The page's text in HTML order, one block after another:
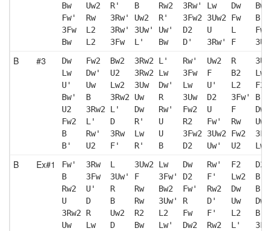
Bw   Uw2  R'   B    Rw2  3Rw' Lw   Dw
Fw'  Rw   3Rw' Uw2  R'   3Fw2 3Uw2 Fw
3Fw  L2   3Rw' 3Uw' Uw'  D2   U    L
Bw   L2   3Fw  L'   Bw   D'   3Rw' F
B #3
Dw   Fw2  Bw2  3Rw2 L'   Rw'  Uw2  R
Lw   Dw'  U2   3Rw2 Lw   3Fw  F    B2
U'   Uw   Lw2  3Uw  Dw'  Lw   U'   L2
Bw'  B    3Rw2 Uw   R    3Uw  D2   3Fw' B'
U2   3Rw2 L'   Dw   Rw'  Fw2  U    F
Fw2  L'   D    R'   U    R2   Fw'  Rw
B    Rw'  3Rw  Lw   U    3Fw2 3Uw2 Fw2
B'   U2   F'   R'   B    D2   Uw'  U2
B Ex#1
Fw'  3Rw  L    3Uw2 Lw   Dw   Rw'  F2
B    3Fw  3Uw' F    3Fw' D2   F'   Lw2
Rw2  U'   R    Rw   Bw2  Fw'  Rw2  Dw   B'
U    D    B    Rw   3Uw' R    D'   Uw
3Rw2 R    Uw2  R2   L2   Fw   F'   L2   B
Uw   Lw   D    Bw   Lw'  Dw2  Rw2  L'